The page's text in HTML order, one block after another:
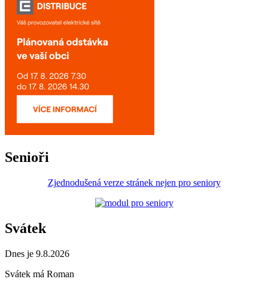
Senioři
Zjednodušená verze stránek nejen pro seniory
Svátek
Dnes je 9.8.2026
Svátek má Roman